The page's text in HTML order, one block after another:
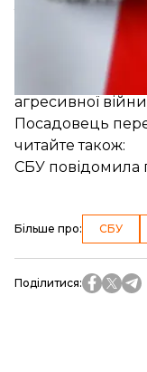
Також вдалося
«Іскандер» для
Слідчі заочно
агресивної
Посадовець
читайте також:
СБУ повідомила
Більше про: СБУ
Поділитися: